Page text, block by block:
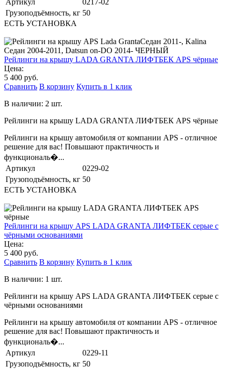
Грузоподъёмность, кг 50
ЕСТЬ УСТАНОВКА
Рейлинги на крышу LADA GRANTA ЛИФТБЕК APS чёрные
Цена:
5 400 руб.
Сравнить В корзину Купить в 1 клик
В наличии: 2 шт.
Рейлинги на крышу LADA GRANTA ЛИФТБЕК APS чёрные
Рейлинги на крышу автомобиля от компании APS - отличное
решение для вас! Повышают практичность и
функциональ�...
Артикул
0229-02
Грузоподъёмность, кг 50
ЕСТЬ УСТАНОВКА
Рейлинги на крышу APS LADA GRANTA ЛИФТБЕК серые с
чёрными основаниями
Цена:
5 400 руб.
Сравнить В корзину Купить в 1 клик
В наличии: 1 шт.
Рейлинги на крышу APS LADA GRANTA ЛИФТБЕК серые с
чёрными основаниями
Рейлинги на крышу автомобиля от компании APS - отличное
решение для вас! Повышают практичность и
функциональ�...
Артикул
0229-11
Грузоподъёмность, кг 50